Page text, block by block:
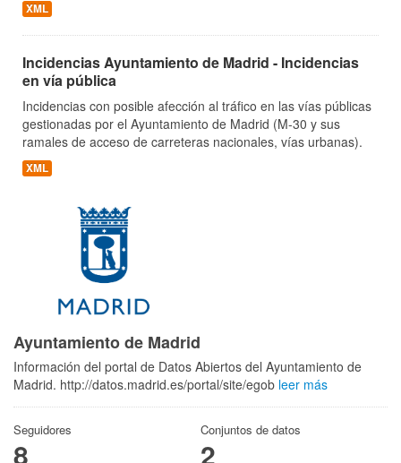
XML
Incidencias Ayuntamiento de Madrid - Incidencias
en vía pública
Incidencias con posible afección al tráfico en las vías públicas
gestionadas por el Ayuntamiento de Madrid (M-30 y sus
ramales de acceso de carreteras nacionales, vías urbanas).
XML
Ayuntamiento de Madrid
Información del portal de Datos Abiertos del Ayuntamiento de
Madrid. http://datos.madrid.es/portal/site/egob leer más
Seguidores
8
Conjuntos de datos
2